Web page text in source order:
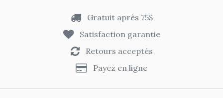
Gratuit après 75$
Satisfaction garantie
Retours acceptés
Payez en ligne